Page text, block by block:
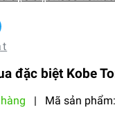
đặc biệt Kobe
| Mã sản phẩm: